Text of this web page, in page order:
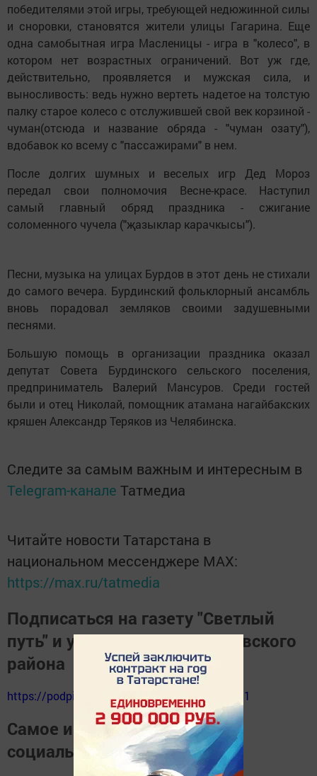
победителями этой игры, требующей недюжинной силы
и сноровки, становятся жители улицы Гагарина. Еще
одна самобытная игра Масленицы - игра в "колесо", в
котором нет возрастных ограничений. Вот уж где,
действительно, проявляется и мужская сила, и
выносливость: ведь нужно вертеть надетое на толстую
палку старое колесо с отслужившей свой век корзиной -
чуман(отсюда и название обряда - "чуман озату"),
вдобавок ко всему с "пассажирами" в нем.
После долгих шумных и веселых игр Дед Мороз
передал свои полномочия Весне-красе. Наступил
самый главный обряд праздника - сжигание
соломенного чучела ("җазыклар карачкысы").
Песни, музыка на улицах Бурдов в этот день не стихали
до самого вечера. Бурдинский фольклорный ансамбль
вновь порадовал земляков своими задушевными
песнями.
Большую помощь в организации праздника оказал
депутат Совета Бурдинского сельского поселения,
предприниматель Валерий Мансуров. Среди гостей
были и отец Николай, помощник атамана нагайбакских
кряшен Александр Теряков из Челябинска.
Следите за самым важным и интересным в
Telegram-канале Татмедиа
Читайте новости Татарстана в
национальном мессенджере MАХ:
https://max.ru/tatmedia
Подписаться на газету "Светлый
путь" и узнать о жизни Тукаевского
района
https://podpiska.pochta.ru/press/%D0%9F9511
Самое интересное в наших
социальных сетях